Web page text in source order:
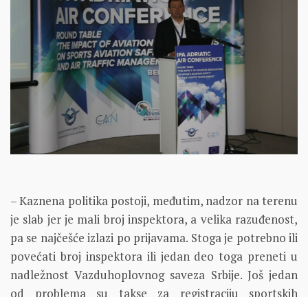
– Kaznena politika postoji, međutim, nadzor na terenu
je slab jer je mali broj inspektora, a velika razuđenost,
pa se najčešće izlazi po prijavama. Stoga je potrebno ili
povećati broj inspektora ili jedan deo toga preneti u
nadležnost Vazduhoplovnog saveza Srbije. Još jedan
od problema su takse za registraciju sportskih